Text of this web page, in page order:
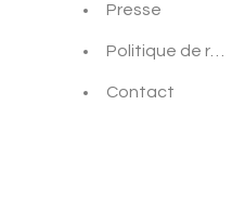
Presse
Politique de
Contact